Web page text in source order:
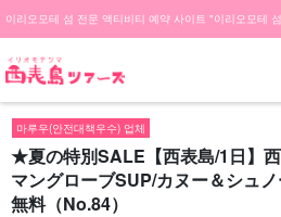
이리오모테 섬 전문 액티비티 예약 사이트 "이리오모테
마루우(안전대책우수) 업체
★夏の特別SALE【西表島/1日】
マングローブSUP/カヌー＆シュ
無料（No.84）